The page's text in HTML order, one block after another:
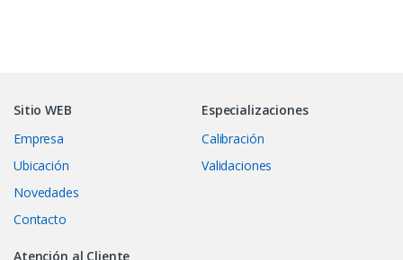
Sitio WEB
Empresa
Ubicación
Novedades
Contacto
Especializaciones
Calibración
Validaciones
Atención al Cliente